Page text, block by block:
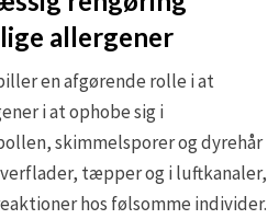
allergener
en afgørende rolle i at
i at ophobe sig i
skimmelsporer og dyrehår
tæpper og i luftkanaler,
hos følsomme individer.